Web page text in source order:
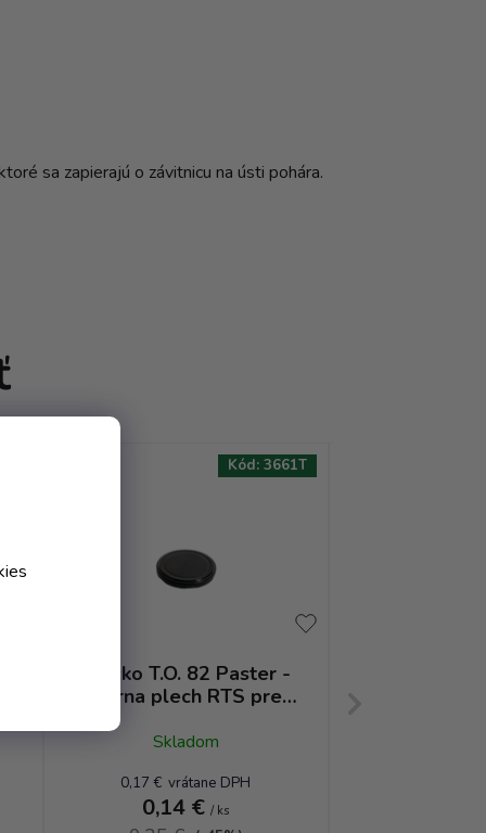
sa zapierajú o závitnicu na ústi pohára.
Viečko T.O. 82 Paster -
čierna plech RTS pre
styk s tukmi a olejmi
Skladom
0,17 € vrátane DPH
0,14 €/ ks
Kód: 3661T